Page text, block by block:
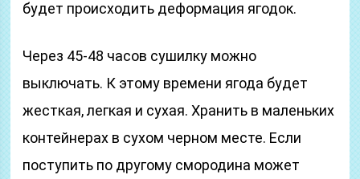
будет происходить деформация ягодок.
Через 45-48 часов сушилку можно
выключать. К этому времени ягода будет
жесткая, легкая и сухая. Хранить в маленьких
контейнерах в сухом черном месте. Если
поступить по другому смородина может